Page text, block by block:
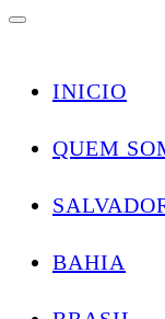
INICIO
QUEM
BAHIA